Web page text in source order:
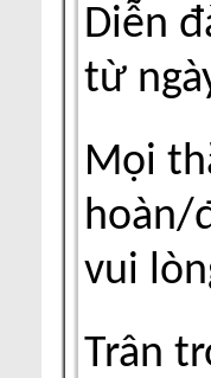
Diễn
từ
Mọi
hoàn/
vui
Trân